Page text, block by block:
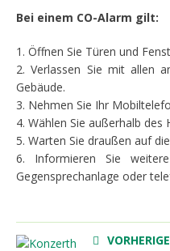
Bei einem CO-Alarm gilt:
1. Öffnen Sie Türen und
2. Verlassen Sie mit allen
Gebäude.
3. Nehmen Sie Ihr
4. Wählen Sie außerhalb des
5. Warten Sie draußen auf
6. Informieren Sie
Gegensprechanlage oder